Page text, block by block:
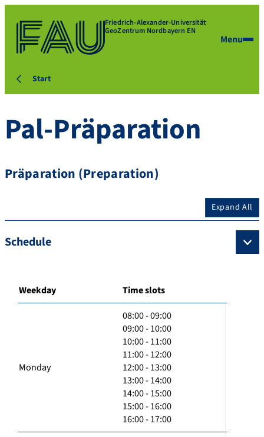
Friedrich-Alexander-Universität
GeoZentrum Nordbayern EN
Menu
Start
Pal-Präparation
Präparation (Preparation)
Expand All
Schedule
Weekday Time slots
Monday
08:00 - 09:00
09:00 - 10:00
10:00 - 11:00
11:00 - 12:00
12:00 - 13:00
13:00 - 14:00
14:00 - 15:00
15:00 - 16:00
16:00 - 17:00